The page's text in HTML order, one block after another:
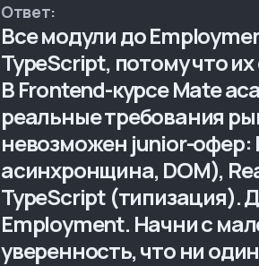
Ответ:
Все модули до
TypeScript, потому что
В Frontend-курсе Mate
реальные требования
невозможен junior-офер:
асинхронщина, DOM),
TypeScript (типизация).
Employment. Начни с
уверенность, что ни